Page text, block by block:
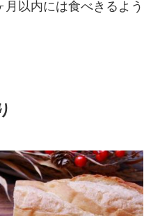
以内には食べきるよう